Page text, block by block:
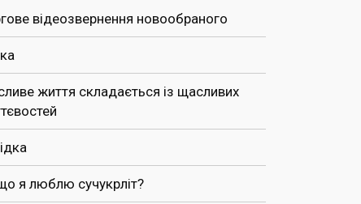
відеозвернення новообраного
життя складається із щасливих
я люблю сучукрліт?